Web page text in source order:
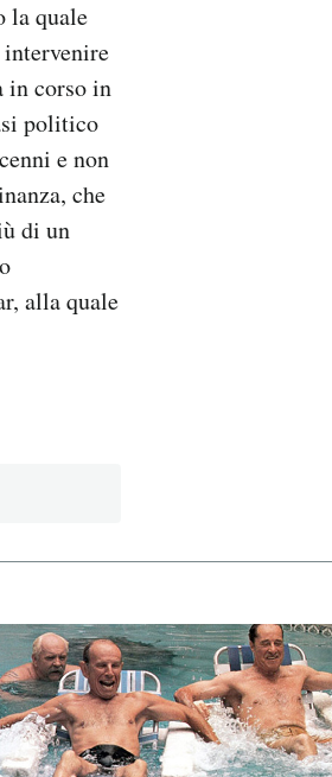
la quale
in corso in
politico
e non
che
di un
alla quale